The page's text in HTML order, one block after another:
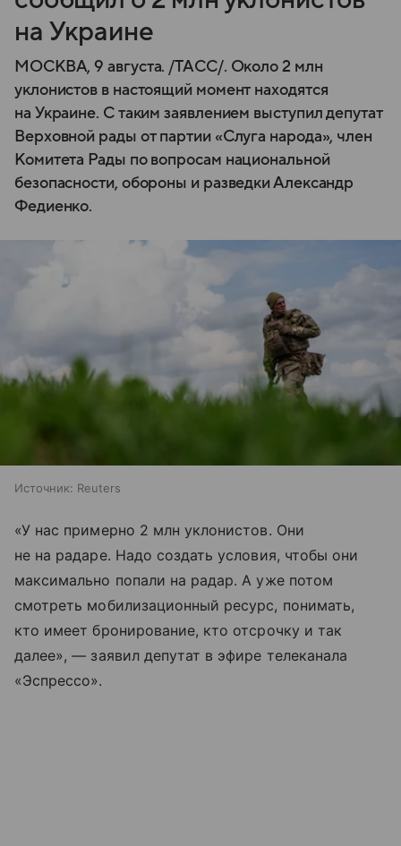
на Украине
МОСКВА, 9 августа. /ТАСС/. Около 2 млн
уклонистов в настоящий момент находятся
на Украине. С таким заявлением выступил депутат
Верховной рады от партии «Слуга народа», член
Комитета Рады по вопросам национальной
безопасности, обороны и разведки Александр
Федиенко.
Источник: Reuters
«У нас примерно 2 млн уклонистов. Они
не на радаре. Надо создать условия, чтобы они
максимально попали на радар. А уже потом
смотреть мобилизационный ресурс, понимать,
кто имеет бронирование, кто отсрочку и так
далее», — заявил депутат в эфире телеканала
«Эспрессо».